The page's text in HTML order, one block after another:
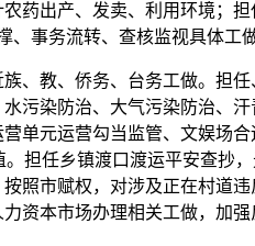
药出产、发卖、利用环境；
事务流转、查核监视具体工
教、侨务、台务工做。担
污染防治、大气污染防治、
单元运营勾当监管、文娱场
担任乡镇渡口渡运平安查抄
照市赋权，对涉及正在村道
资本市场办理相关工做，加强